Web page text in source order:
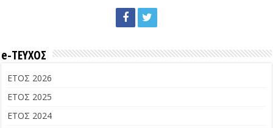
e-ΤΕΥΧΟΣ
ΕΤΟΣ 2026
ΕΤΟΣ 2025
ΕΤΟΣ 2024